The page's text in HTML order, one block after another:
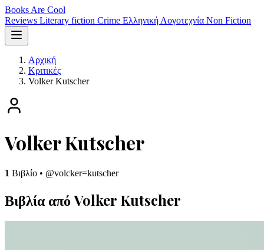
Books Are Cool
Reviews Literary fiction Crime Ελληνική Λογοτεχνία Non Fiction
Αρχική
Κριτικές
Volker Kutscher
Volker Kutscher
1 Βιβλίο • @volcker=kutscher
Βιβλία από Volker Kutscher